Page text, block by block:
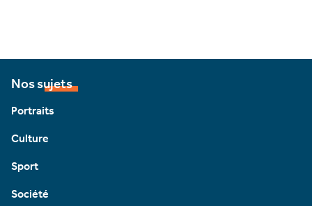
Nos sujets
Portraits
Culture
Sport
Société